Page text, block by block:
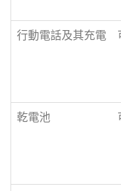
行動電話及其充電
乾電池